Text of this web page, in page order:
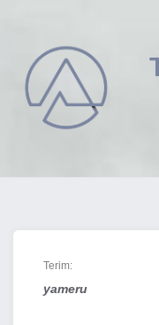
İçeriğe
geç
Terim:
yameru